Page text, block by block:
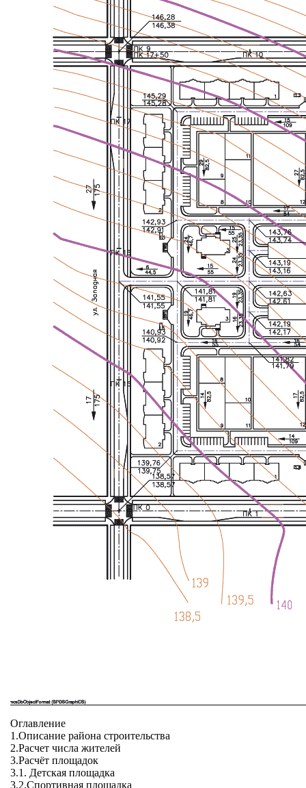
Оглавление
1.Описание района строительства
2.Расчет числа жителей
3.Расчёт площадок
3.1. Детская площадка
3.2.Спортивная площадка